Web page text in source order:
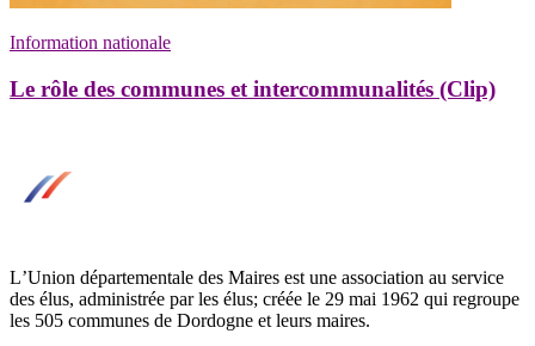
Information nationale
Le rôle des communes et intercommunalités (Clip)
LʼUnion départementale des Maires est une association au service
des élus, administrée par les élus; créée le 29 mai 1962 qui regroupe
les 505 communes de Dordogne et leurs maires.